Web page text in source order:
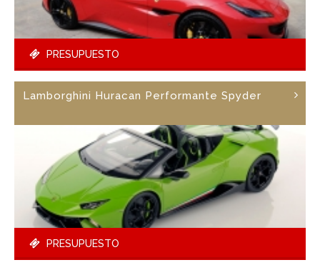
PRESUPUESTO
Lamborghini Huracan Performante Spyder
PRESUPUESTO